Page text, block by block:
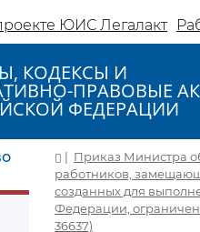
ЮИС Легалакт
КОДЕКСЫ И
ПРАВОВЫЕ
ФЕДЕРАЦИИ
| Приказ Министра
работников,
созданных для
Федерации,
36637)